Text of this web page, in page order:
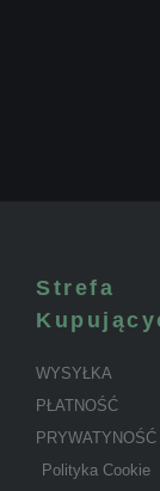
Strefa
WYSYŁKA
PŁATNOŚĆ
PRYWATYNOŚĆ
Polityka Cookie